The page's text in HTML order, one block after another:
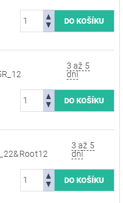
3 až 5
dní
3 až 5
dní